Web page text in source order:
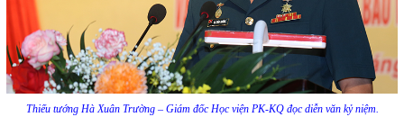
Thiếu tướng Hà Xuân Trường – Giám đốc Học viện PK-KQ đọc diễn văn kỷ niệm.